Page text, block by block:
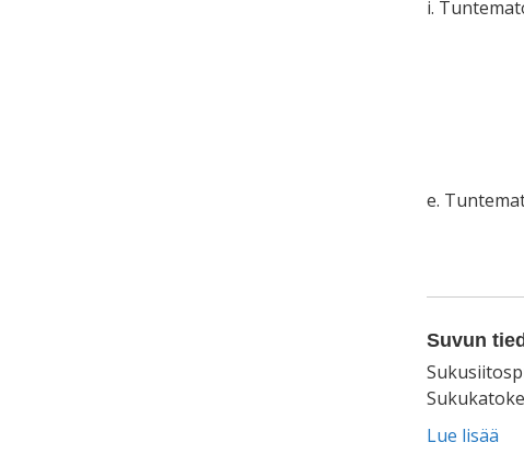
i.
e.
Suvun
Lue lisää